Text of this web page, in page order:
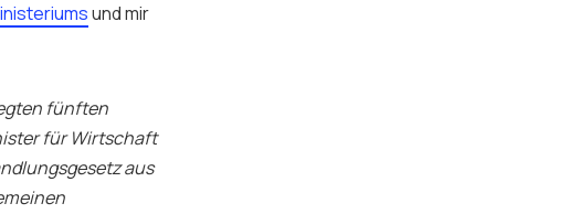
und mir
fünften
für Wirtschaft
aus